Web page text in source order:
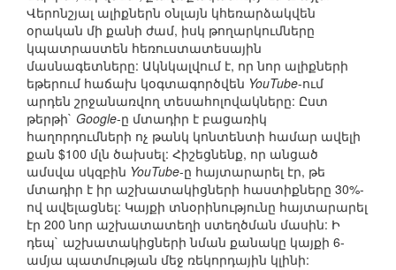
Վերոնշյալ ալիքներն օնլայն կհեռարձակվեն
օրական մի քանի ժամ, իսկ թողարկումները
կպատրաստեն հեռուստատեսային
մասնագետները: Ակնկալվում է, որ նոր ալիքների
եթերում հաճախ կօգտագործվեն YouTube-ում
արդեն շրջանառվող տեսահոլովակները: Ըստ
թերթի` Google-ը մտադիր է բացառիկ
հաղորդումների ոչ թանկ կոնտենտի համար ավելի
քան $100 մլն ծախսել: Հիշեցնենք, որ անցած
ամսվա սկզբին YouTube-ը հայտարարել էր, թե
մտադիր է իր աշխատակիցների հաստիքները 30%-
ով ավելացնել: Կայքի տնօրինությունը հայտարարել
էր 200 նոր աշխատատեղի ստեղծման մասին: Ի
դեպ` աշխատակիցների նման քանակը կայքի 6-
ամյա պատմության մեջ ռեկորդային կլինի: